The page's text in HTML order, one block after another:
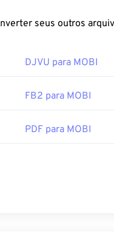
DJVU para MOBI
FB2 para MOBI
PDF para MOBI